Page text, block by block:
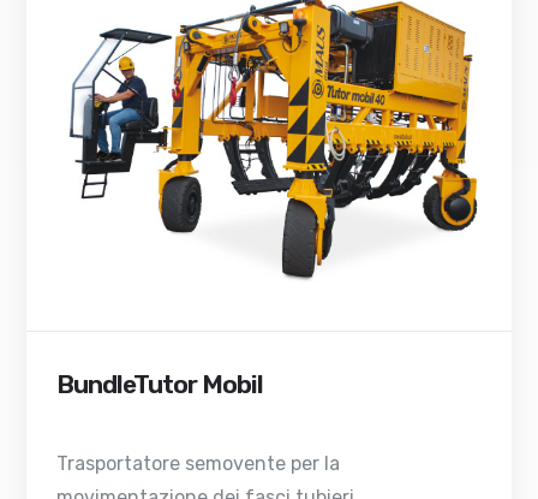
BundleTutor Mobil
Trasportatore semovente per la